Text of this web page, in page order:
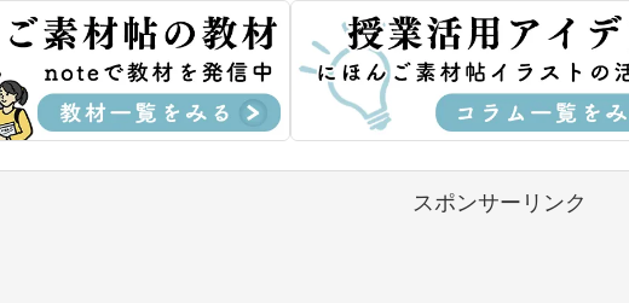
スポンサーリンク